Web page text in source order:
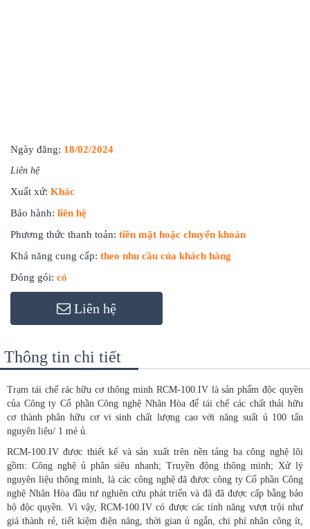
Ngày đăng: 18/02/2024
Liên hệ
Xuất xứ: Khác
Bảo hành: liên hệ
Phương thức thanh toán: tiền mặt hoặc chuyển khoản
Khả năng cung cấp: theo nhu cầu của khách hàng
Đóng gói: có
Liên hệ
Thông tin chi tiết
Trạm tái chế rác hữu cơ thông minh RCM-100.IV là sản phẩm độc quyền
của Công ty Cổ phần Công nghệ Nhân Hòa để tái chế các chất thải hữu
cơ thành phân hữu cơ vi sinh chất lượng cao với năng suất ủ 100 tấn
nguyên liệu/ 1 mẻ ủ.
RCM-100.IV được thiết kế và sản xuất trên nền tảng ba công nghệ lõi
gồm: Công nghệ ủ phân siêu nhanh; Truyền động thông minh; Xử lý
nguyên liệu thông minh, là các công nghệ đã được công ty Cổ phần Công
nghệ Nhân Hòa đầu tư nghiên cứu phát triển và đã đã được cấp bằng bảo
hộ độc quyền. Vì vậy, RCM-100.IV có được các tính năng vượt trội như
giá thành rẻ, tiết kiệm điện năng, thời gian ủ ngắn, chi phí nhân công ít,